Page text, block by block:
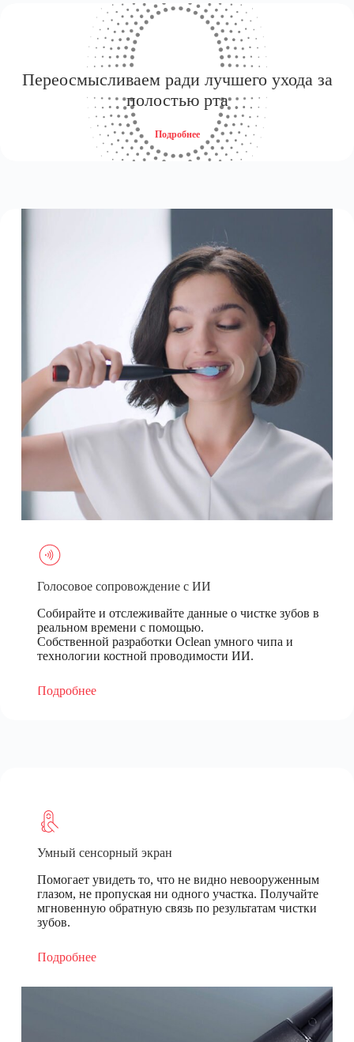
Переосмысливаем ради лучшего ухода за
полостью рта
Подробнее
Голосовое сопровождение с ИИ
Собирайте и отслеживайте данные о чистке зубов в
реальном времени с помощью.
Собственной разработки Oclean умного чипа и
технологии костной проводимости ИИ.
Подробнее
Умный сенсорный экран
Помогает увидеть то, что не видно невооруженным
глазом, не пропуская ни одного участка. Получайте
мгновенную обратную связь по результатам чистки
зубов.
Подробнее